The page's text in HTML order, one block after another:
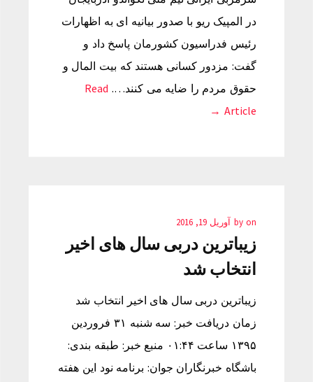
در المپیک ریو با صدور بیانیه ای به اظهارات
رئیس فدراسیون کشورمان پاسخ داد و
گفت: مزدور کسانی هستند که بیت المال و
حقوق مردم را ضایه می کنند…. Read
Article →
by on آوریل 19, 2016
زیباترین دربی سال های اخیر
انتخاب شد
زیباترین دربی سال های اخیر انتخاب شد
زمان دریافت خبر: سه شنبه ۳۱ فروردین
۱۳۹۵ ساعت ۰۱:۴۴ منبع خبر: طبقه بندی:
باشگاه خبرنگاران جوان: برنامه نود این هفته